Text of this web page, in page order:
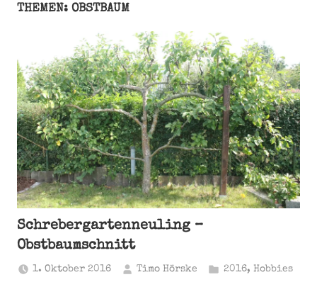
THEMEN: OBSTBAUM
Schrebergartenneuling –
Obstbaumschnitt
1. Oktober 2016 Timo Hörske 2016, Hobbies